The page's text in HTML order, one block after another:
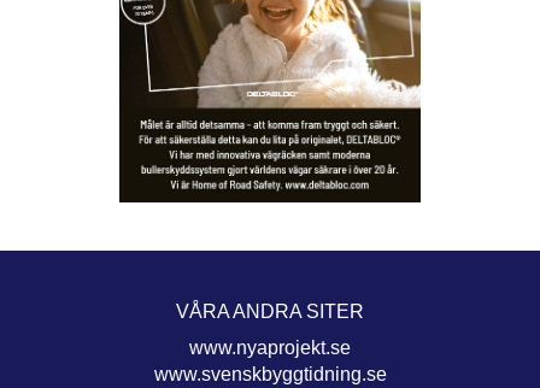
VÅRA ANDRA SITER
www.nyaprojekt.se
www.svenskbyggtidning.se